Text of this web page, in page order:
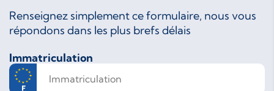
Renseignez simplement ce formulaire, nous vous
répondons dans les plus brefs délais
Immatriculation